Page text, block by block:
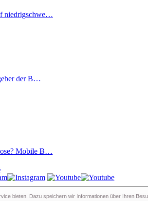
niedrigschwe…
der B…
Mobile B…
Schwerin
bieten. Dazu speichern wir Informationen über Ihren